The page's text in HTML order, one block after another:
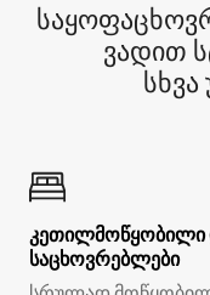
ვადით
კეთილმოწყობილი
საცხოვრებლები